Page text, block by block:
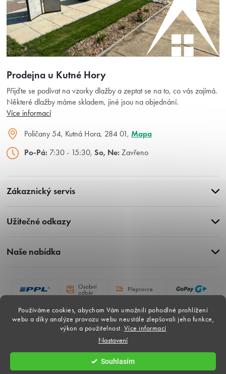
Používáme cookies, abychom Vám umožnili pohodlné prohlížení
webu a díky analýze provozu webu neustále zlepšovali jeho funkce,
výkon a použitelnost. Více informací
Nastavení
Souhlasím
Zákaznický servis
Užitečné odkazy
Naše nabídka
Prodejna u Kutné Hory
Přijďte se podívat na vzorky dlažby a zeptat se na to, co vás zajímá.
Některé dlažby máme skladem, jiné jsou na objednání.
Více informací
Poličany 54, Kutná Hora, 284 01, Mapa
Po-Pá: 7:30 - 15:30, So, Ne: Zavřeno
Copyright 2026Gardina-dlazby.cz. Všechna práva vyhrazena.